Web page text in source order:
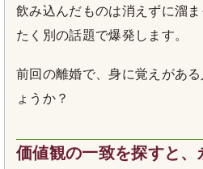
飲み込んだものは消えずに溜
たく別の話題で爆発します。
前回の離婚で、身に覚えがあ
ょうか？
価値観の一致を探すと